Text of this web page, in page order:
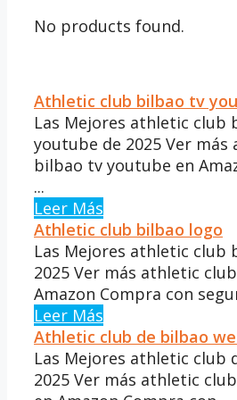
No products found.
Athletic club bilbao tv
Las Mejores athletic club
youtube de 2025 Ver
bilbao tv youtube en
...
Leer Más
Athletic club bilbao logo
Las Mejores athletic club
2025 Ver más athletic
Amazon Compra con
Leer Más
Athletic club de bilbao
Las Mejores athletic club
2025 Ver más athletic